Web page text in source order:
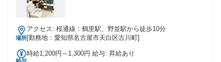
場所
アクセス: 桜通線：鶴里駅、野並駅から徒歩10分
[勤務地：愛知県名古屋市天白区古川町]
給与
時給1,200円～1,300円 給与: 昇給あり